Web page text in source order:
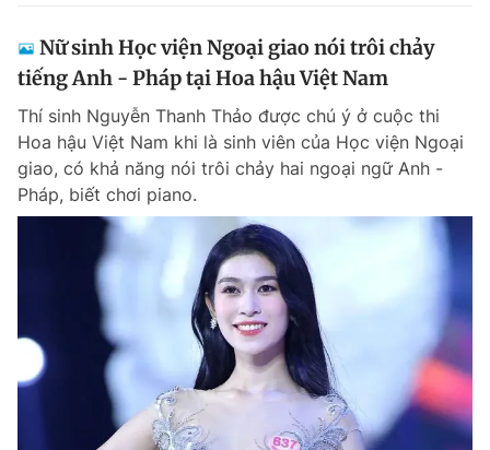
Tổng thư ký tòa soạn: Đức Trung
Giấy phép xuất bản số 110/GP - BTTTT cấp ngày 24.3.2020
© 2003-2026 Bản quyền thuộc về Báo Thanh Niên. Cấm sao chép
dưới mọi hình thức nếu không có sự chấp thuận bằng văn bản.
Phát triển bởi ePi Technologies, JSC.
Nữ sinh Học viện Ngoại giao nói trôi chảy
tiếng Anh - Pháp tại Hoa hậu Việt Nam
Thí sinh Nguyễn Thanh Thảo được chú ý ở cuộc thi
Hoa hậu Việt Nam khi là sinh viên của Học viện Ngoại
giao, có khả năng nói trôi chảy hai ngoại ngữ Anh -
Pháp, biết chơi piano.